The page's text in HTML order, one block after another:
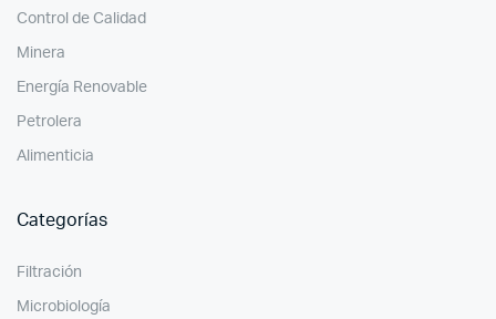
Control de Calidad
Minera
Energía Renovable
Petrolera
Alimenticia
Categorías
Filtración
Microbiología